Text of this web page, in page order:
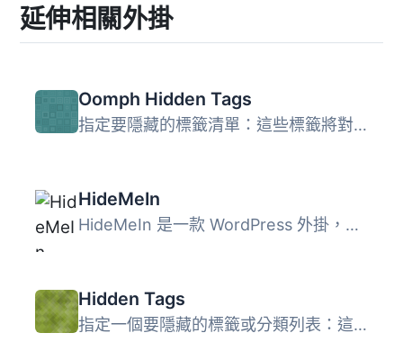
延伸相關外掛
Oomph Hidden Tags
指定要隱藏的標籤清單：這些標籤將對用戶不可見，例如在標籤...
HideMeIn
HideMeIn 是一款 WordPress 外掛，可以隱藏你，讓其他使用者...
Hidden Tags
指定一個要隱藏的標籤或分類列表：這些將不會再在網站上出現...